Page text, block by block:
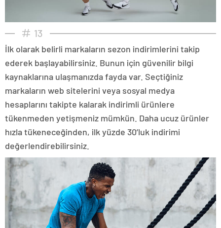
13
İlk olarak belirli markaların sezon indirimlerini takip
ederek başlayabilirsiniz. Bunun için güvenilir bilgi
kaynaklarına ulaşmanızda fayda var. Seçtiğiniz
markaların web sitelerini veya sosyal medya
hesaplarını takipte kalarak indirimli ürünlere
tükenmeden yetişmeniz mümkün. Daha ucuz ürünler
hızla tükeneceğinden, ilk yüzde 30’luk indirimi
değerlendirebilirsiniz.